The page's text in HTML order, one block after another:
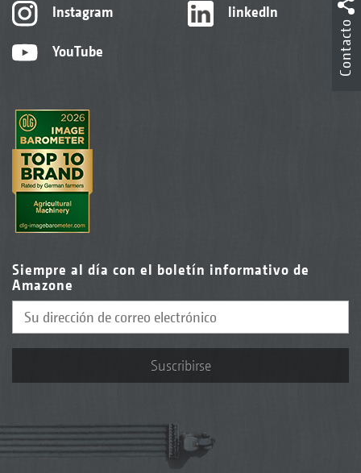
Instagram
YouTube
linkedIn
Siempre al día con el boletín informativo de
Amazone
Suscribirse
Contacto